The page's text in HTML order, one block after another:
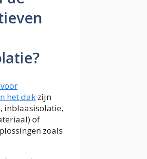
het dak zijn
inblaasisolatie,
of
zoals